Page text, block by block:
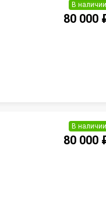
В наличии
80 000
В наличии
80 000